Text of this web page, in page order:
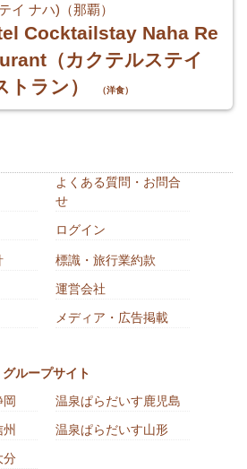
イ ナハ)（那覇）
Cocktailstay Naha Re
（カクテルステイ
トラン）
（洋食）
よくある質問・お問合
せ
ログイン
標識・旅行業約款
運営会社
メディア・広告掲載
グループサイト
温泉ぱらだいす鹿児島
温泉ぱらだいす山形
分